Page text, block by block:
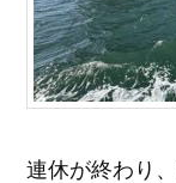
連休が終わり